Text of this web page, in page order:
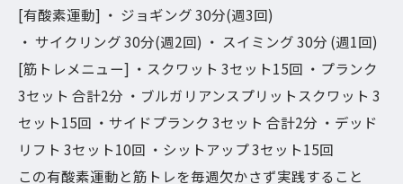
[有酸素運動] ・ ジョギング 30分(週3回)
・ サイクリング 30分(週2回) ・ スイミング 30分 (週1回)
[筋トレメニュー] ・スクワット 3セット15回 ・プランク
3セット 合計2分 ・ブルガリアンスプリットスクワット 3
セット15回 ・サイドプランク 3セット 合計2分 ・デッド
リフト 3セット10回 ・シットアップ 3セット15回
この有酸素運動と筋トレを毎週欠かさず実践すること